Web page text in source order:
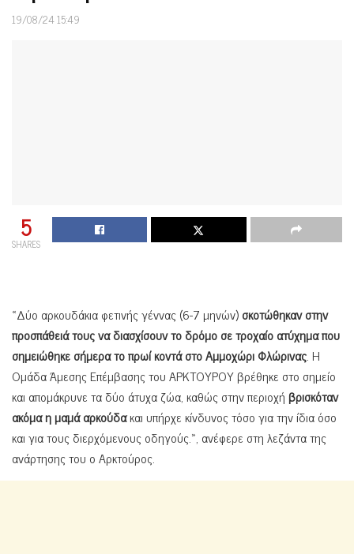
19/08/24 15:49
5
SHARES
«Δύο αρκουδάκια φετινής γέννας (6-7 μηνών)σκοτώθηκαν στην
προσπάθειά τους να διασχίσουν το δρόμο σε τροχαίο ατύχημα που
σημειώθηκε σήμερα το πρωί κοντά στο Αμμοχώρι Φλώρινας. Η
Ομάδα Άμεσης Επέμβασης του ΑΡΚΤΟΥΡΟΥ βρέθηκε στο σημείο
και απομάκρυνε τα δύο άτυχα ζώα, καθώς στην περιοχή βρισκόταν
ακόμα η μαμά αρκούδακαι υπήρχε κίνδυνος τόσο για την ίδια όσο
και για τους διερχόμενους οδηγούς.», ανέφερε στη λεζάντα της
ανάρτησης του ο Αρκτούρος.